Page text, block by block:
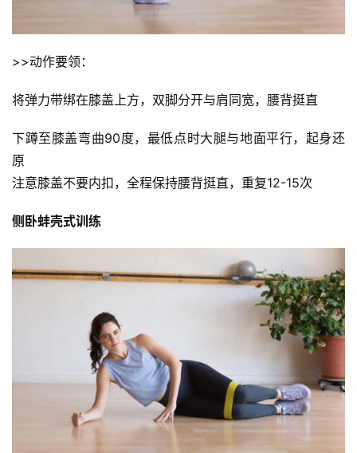
比
赛
观
装
>>动作要领：
将弹力带绑在膝盖上方，双脚分开与肩同宽，腰背挺直
下蹲至膝盖弯曲90度，最低点时大腿与地面平行，起身还
原
注意膝盖不要内扣，全程保持腰背挺直，重复12-15次
侧卧蚌壳式训练